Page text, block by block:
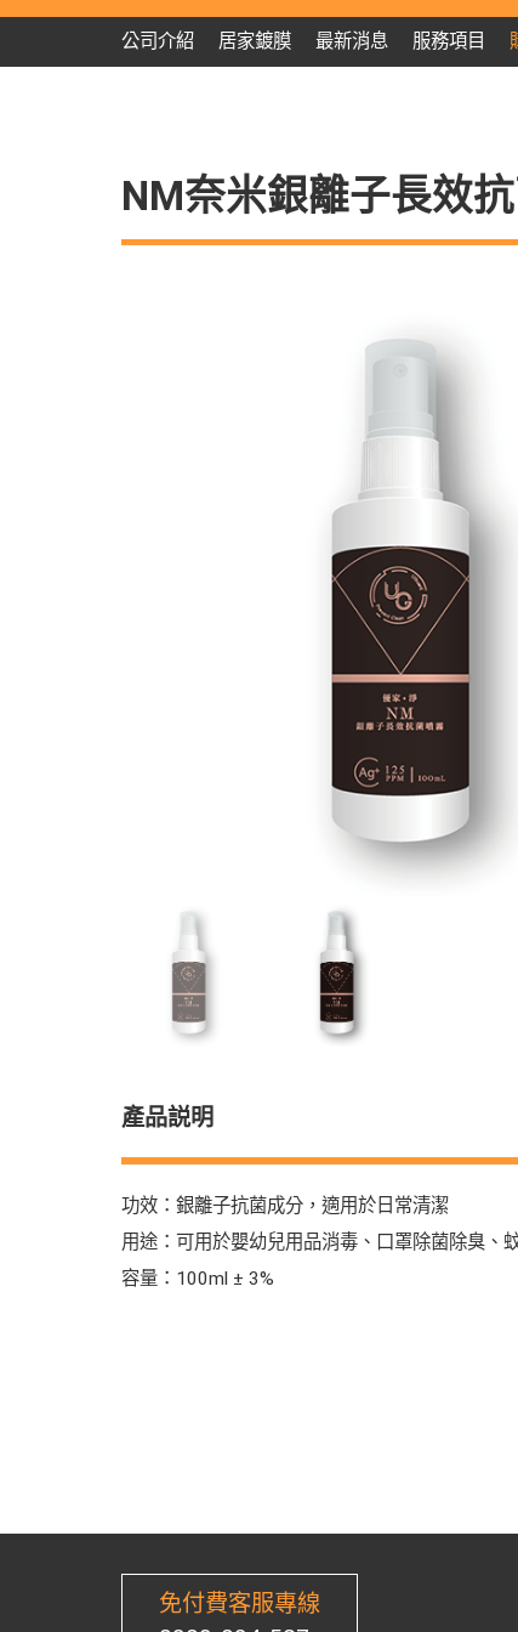
公司介紹 居家鍍膜 最新消息 服務項目
NM奈米銀離子長效
產品説明
功效：銀離子抗菌成分，適用於日常清潔
用途：可用於嬰幼兒用品消毒、口罩除菌除臭、
容量：100ml ± 3%
免付費客服專線